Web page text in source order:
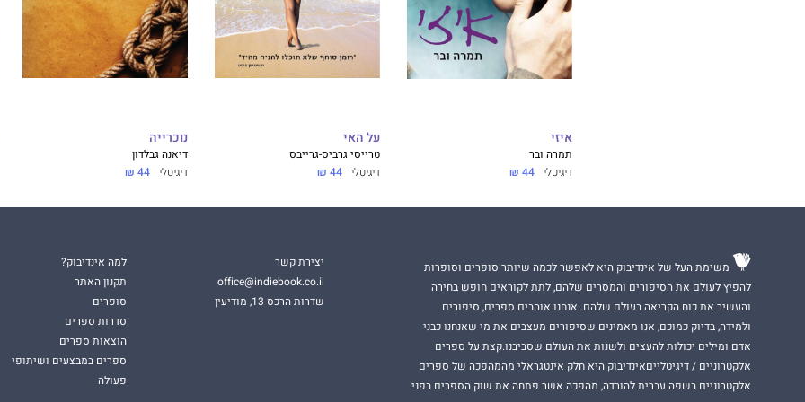
איזי
תמרה ובר
דיגיטלי 44 ₪
על האי
טרייסי גרביס-גרייבס
דיגיטלי 44 ₪
נוכרייה
דיאנה גבלדון
דיגיטלי 44 ₪
משימת העל של אינדיבוק היא לאפשר לכמה שיותר סופרים וסופרות
להפיץ לעולם את הסיפורים והמסרים שלהם, לתת לקוראים חופש בחירה
והעשיר את כוח הקריאה בעולם שלהם. אנחנו אוהבים ספרים, סיפורים
ולמידה, בדיוק כמוכם, אנו מאמינים שסיפורים מעצבים את מי שאנחנו כבני
אדם ומילים יכולות להעצים ולשנות את העולם שסביבנו.קצת על ספרים
אלקטרוניים / דיגיטלייםאינדיבוק היא חלק אינטגראלי מהמהפכה של ספרים
אלקטרוניים בשפה עברית להורדה, מהפכה אשר פתחה את שוק הספרים בפני
יצירת קשר
office@indiebook.co.il
שדרות הרכס 13, מודיעין
למה אינדיבוק?
תקנון האתר
סופרים
סדרות ספרים
הוצאות ספרים
ספרים במבצעים ושיתופי
פעולה